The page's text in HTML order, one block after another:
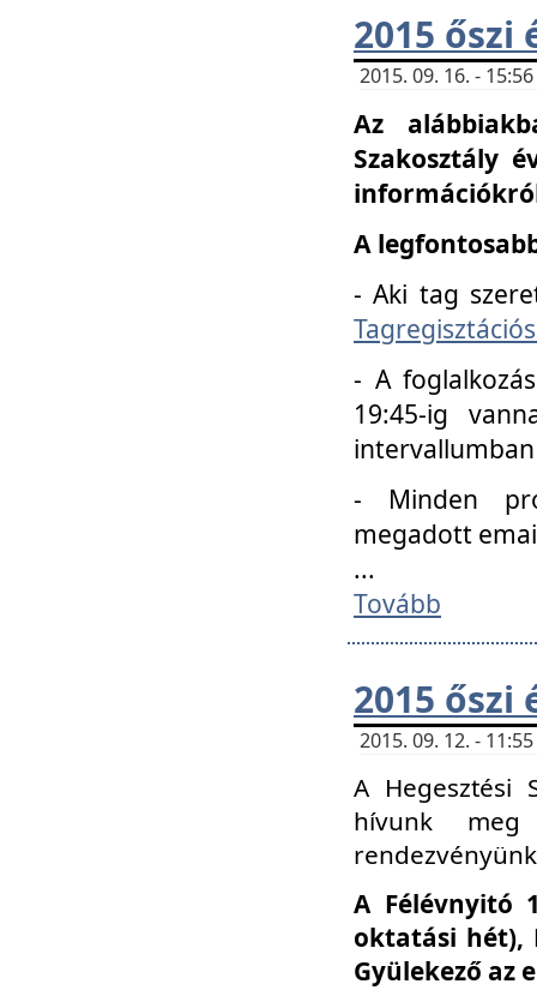
2015 őszi
2015. 09. 16. -
Az
Szakosztály
A
- Aki tag
- A
19:45-ig
- Minden
megadott
...
Tovább
2015
2015. 09. 12. -
A Hegesztési
hívunk
A Félévnyitó
oktatási hét),
Gyülekező az